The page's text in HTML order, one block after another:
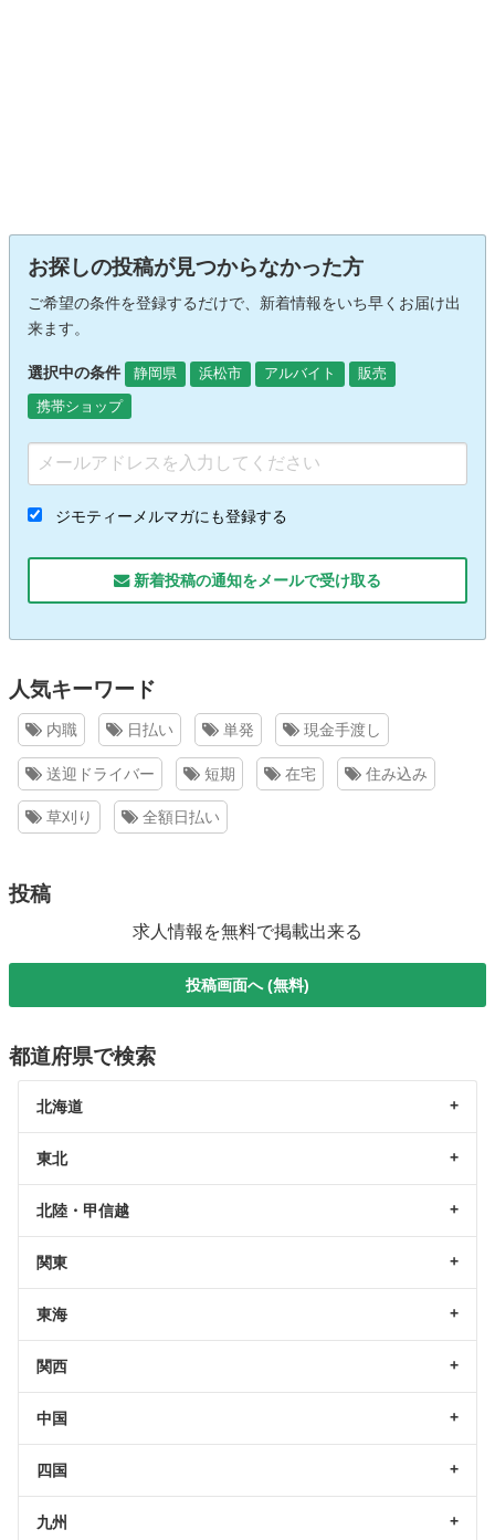
お探しの投稿が見つからなかった方
ご希望の条件を登録するだけで、新着情報をいち早くお届け出
来ます。
選択中の条件 静岡県 浜松市 アルバイト
販売
携帯ショップ
ジモティーメルマガにも登録する
新着投稿の通知をメールで受け取る
人気キーワード
内職 日払い 単発 現金手渡し
送迎ドライバー 短期 在宅 住み込み
草刈り 全額日払い
投稿
求人情報を無料で掲載出来る
投稿画面へ (無料)
都道府県で検索
北海道
東北
北陸・甲信越
関東
東海
関西
中国
四国
九州